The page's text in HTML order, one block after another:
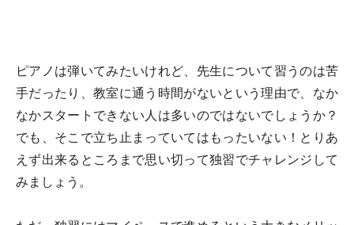
ピアノは弾いてみたいけれど、先生について習うのは苦
手だったり、教室に通う時間がないという理由で、なか
なかスタートできない人は多いのではないでしょうか？
でも、そこで立ち止まっていてはもったいない！とりあ
えず出来るところまで思い切って独習でチャレンジして
みましょう。